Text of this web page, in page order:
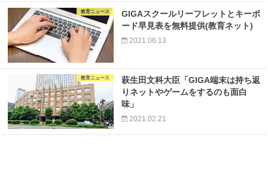
教育ニュース
GIGAスクールリーフレットとキーボ
ード早見表を無料提供(教育ネット)
2021.06.13
教育ニュース
萩生田文科大臣「GIGA端末は持ち返
りネットやゲームをするのも面白
味」
2021.02.21